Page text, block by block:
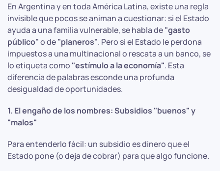
En Argentina y en toda América Latina, existe una regla
invisible que pocos se animan a cuestionar: si el Estado
ayuda a una familia vulnerable, se habla de"gasto
público"o de"planeros". Pero si el Estado le perdona
impuestos a una multinacional o rescata a un banco, se
lo etiqueta como "estímulo a la economía". Esta
diferencia de palabras esconde una profunda
desigualdad de oportunidades.
1. El engaño de los nombres: Subsidios "buenos" y
"malos"
Para entenderlo fácil: un subsidio es dinero que el
Estado pone (o deja de cobrar) para que algo funcione.